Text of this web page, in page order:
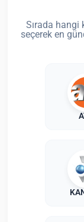
Sırada
seçerek en